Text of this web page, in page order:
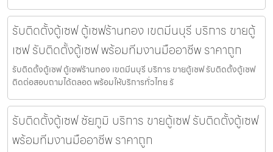
รับติดตั้งตู้เซฟ ตู้เซฟร้านทอง เขตมีนบุรี บริการ ขายตู้
เซฟ รับติดตั้งตู้เซฟ พร้อมทีมงานมืออาชีพ ราคาถูก
รับติดตั้งตู้เซฟ ตู้เซฟร้านทอง เขตมีนบุรี บริการ ขายตู้เซฟ รับติดตั้งตู้เซฟ
ติดต่อสอบถามได้ตลอด พร้อมให้บริการทั่วไทย รั
รับติดตั้งตู้เซฟ ชัยภูมิ บริการ ขายตู้เซฟ รับติดตั้งตู้เซฟ
พร้อมทีมงานมืออาชีพ ราคาถูก